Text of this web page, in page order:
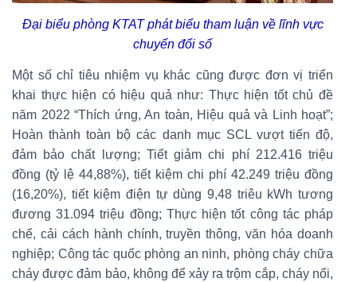
Đại biểu phòng KTAT phát biểu tham luận về lĩnh vực
chuyển đổi số
Một số chỉ tiêu nhiệm vụ khác cũng được đơn vị triển
khai thực hiện có hiệu quả như: Thực hiện tốt chủ đề
năm 2022 “Thích ứng, An toàn, Hiệu quả và Linh hoạt”;
Hoàn thành toàn bộ các danh mục SCL vượt tiến độ,
đảm bảo chất lượng; Tiết giảm chi phí 212.416 triệu
đồng (tỷ lệ 44,88%), tiết kiệm chi phí 42.249 triệu đồng
(16,20%), tiết kiệm điện tự dùng 9,48 triêu kWh tương
đương 31.094 triệu đồng; Thực hiện tốt công tác pháp
chế, cải cách hành chính, truyền thông, văn hóa doanh
nghiệp; Công tác quốc phòng an ninh, phòng cháy chữa
cháy được đảm bảo, không để xảy ra trộm cắp, cháy nổi,